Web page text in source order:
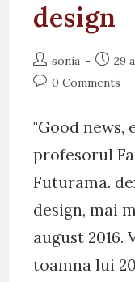
design
Post
author:
sonia
Post29
Post0 Comments
"Good news,
profesorul
Futurama.
design, mai
august 2016.
toamna lui